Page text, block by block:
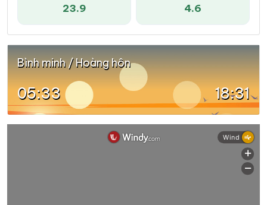
23.9 4.6
Bình minh / Hoàng hôn
05:33 18:31